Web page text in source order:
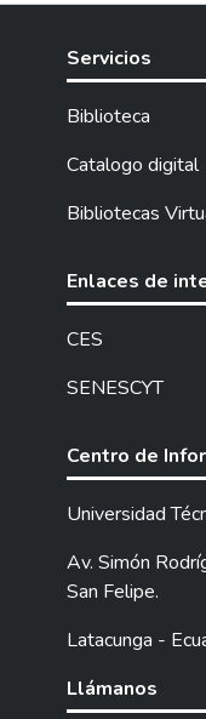
Servicios
Biblioteca
Catalogo digital
Bibliotecas
Enlaces de
CES
SENESCYT
Centro de
Universidad
Av. Simón
San Felipe.
Latacunga -
Llámanos